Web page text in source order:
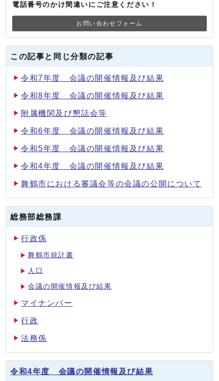
電話番号のかけ間違いにご注意ください！
お問い合わせフォーム
この記事と同じ分類の記事
令和7年度 会議の開催情報及び結果
令和8年度 会議の開催情報及び結果
附属機関及び懇話会等
令和6年度 会議の開催情報及び結果
令和5年度 会議の開催情報及び結果
令和4年度 会議の開催情報及び結果
舞鶴市における審議会等の会議の公開について
総務部総務課
行政係
舞鶴市統計書
人口
会議の開催情報及び結果
マイナンバー
行政
法務係
令和4年度 会議の開催情報及び結果